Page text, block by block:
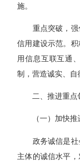
施。
重点突破，强
信用建设示范。
用信息互联互通
制，营造诚实、
二、推进重点
（一）加快推
政务诚信是社
主体的诚信水平